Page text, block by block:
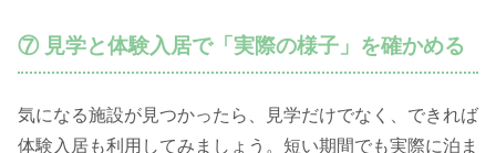
⑦ 見学と体験入居で「実際の様子」を確かめる
気になる施設が見つかったら、見学だけでなく、できれば
体験入居も利用してみましょう。短い期間でも実際に泊ま